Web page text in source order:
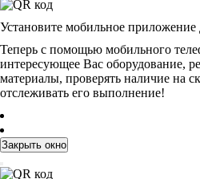
Установите мобильное
Теперь с помощью мобильного
интересующее Вас оборудование,
материалы, проверять наличие на
отслеживать его выполнение!
Закрыть окно